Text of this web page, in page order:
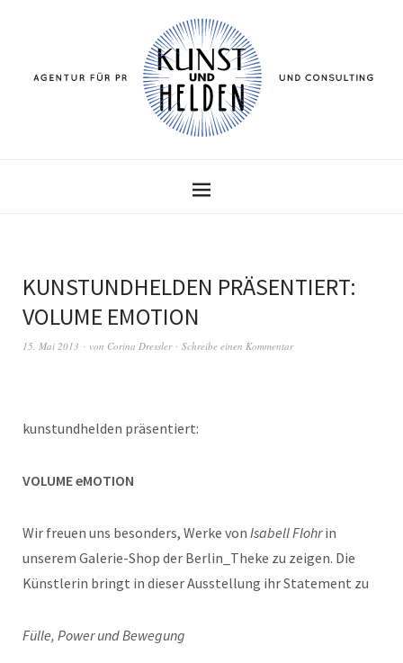
KUNSTUNDHELDEN PRÄSENTIERT:
VOLUME EMOTION
15. Mai 2013 von Corina Dressler Schreibe einen Kommentar
kunstundhelden präsentiert:
VOLUME eMOTION
Wir freuen uns besonders, Werke von Isabell Flohrin
unserem Galerie-Shop der Berlin_Theke zu zeigen. Die
Künstlerin bringt in dieser Ausstellung ihr Statement zu
Fülle, Power und Bewegung